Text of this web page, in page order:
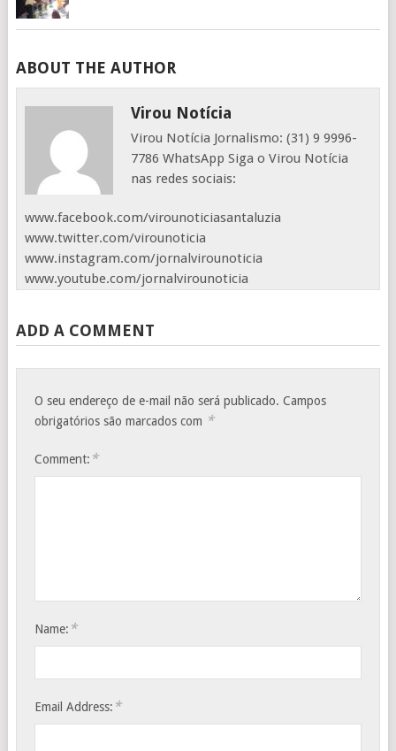
ABOUT THE AUTHOR
Virou Notícia
Virou Notícia Jornalismo: (31) 9 9996-
7786 WhatsApp Siga o Virou Notícia
nas redes sociais:
www.facebook.com/virounoticiasantaluzia
www.twitter.com/virounoticia
www.instagram.com/jornalvirounoticia
www.youtube.com/jornalvirounoticia
ADD A COMMENT
O seu endereço de e-mail não será publicado. Campos
obrigatórios são marcados com *
Comment: *
Name: *
Email Address: *